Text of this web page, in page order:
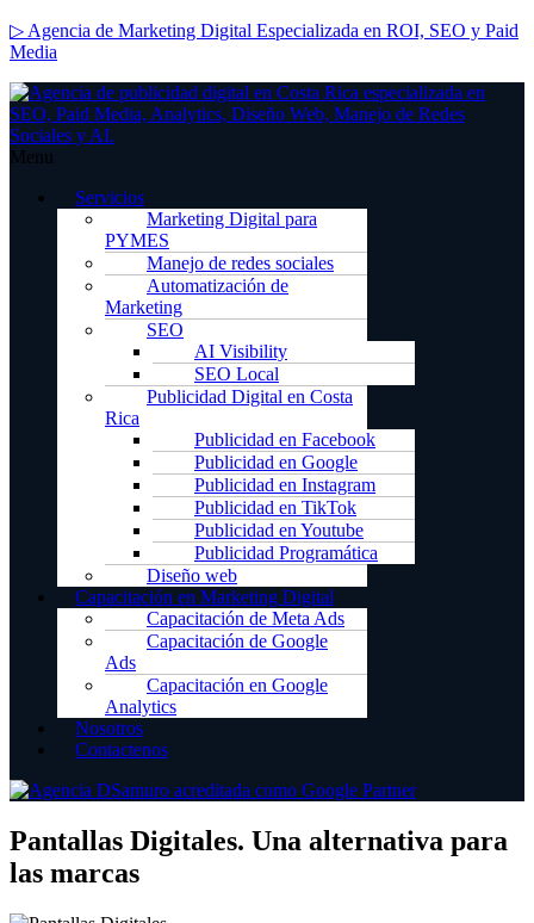
▷ Agencia de Marketing Digital Especializada en ROI, SEO y Paid
Media
Menu
Servicios
Marketing Digital para
PYMES
Manejo de redes sociales
Automatización de
Marketing
SEO
AI Visibility
SEO Local
Publicidad Digital en Costa
Rica
Publicidad en Facebook
Publicidad en Google
Publicidad en Instagram
Publicidad en TikTok
Publicidad en Youtube
Publicidad Programática
Diseño web
Capacitación en Marketing Digital
Capacitación de Meta Ads
Capacitación de Google
Ads
Capacitación en Google
Analytics
Nosotros
Contactenos
Pantallas Digitales. Una alternativa para
las marcas